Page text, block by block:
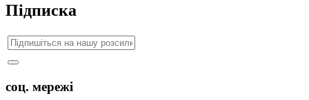
Підписка
соц. мережі